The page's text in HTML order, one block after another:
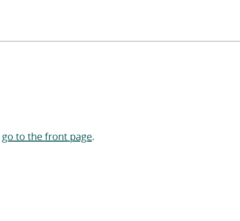
go to the front page.